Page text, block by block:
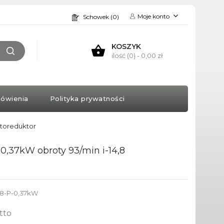
Schowek (0) Moje konto
KOSZYK
ilość (0) - 0,00 zł
Polityka prywatności
obroty 93/min i-14,8
P-0,37kW